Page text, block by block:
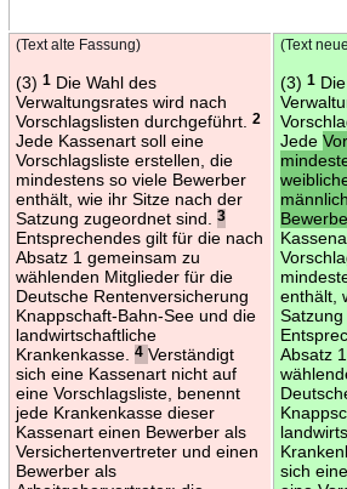
(Text alte Fassung)
(3) 1Die Wahl des
Verwaltungsrates wird nach
Vorschlagslisten durchgeführt.
2
Jede Kassenart soll eine
Vorschlagsliste erstellen, die
mindestens so viele Bewerber
enthält, wie ihr Sitze nach der
Satzung zugeordnet sind.
3
Entsprechendes gilt für die nach
Absatz 1 gemeinsam zu
wählenden Mitglieder für die
Deutsche Rentenversicherung
Knappschaft-Bahn-See und die
landwirtschaftliche
Krankenkasse.
4 Verständigt
sich eine Kassenart nicht auf
eine Vorschlagsliste, benennt
jede Krankenkasse dieser
Kassenart einen Bewerber als
Versichertenvertreter und einen
Bewerber als
(Text
(3) 1Die
Jede
enthält,
Satzung
Absatz
sich